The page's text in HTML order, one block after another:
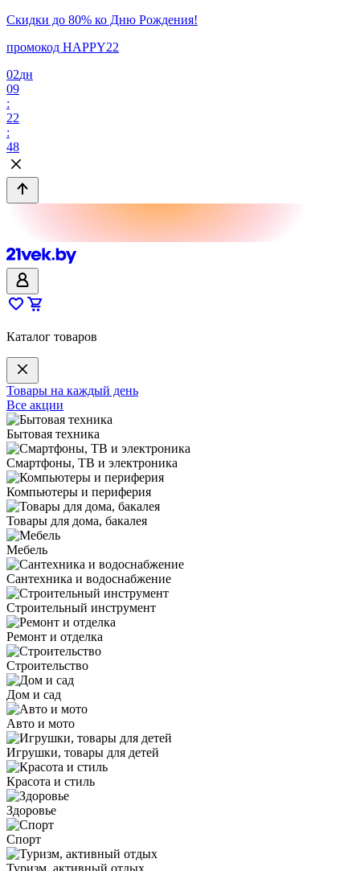
Скидки до 80% ко Дню Рождения!
промокод HAPPY22
02дн
09
:
22
:
48
Каталог товаров
Товары на каждый день
Все акции
Бытовая техника
Смартфоны, ТВ и электроника
Компьютеры и периферия
Товары для дома, бакалея
Мебель
Сантехника и водоснабжение
Строительный инструмент
Ремонт и отделка
Строительство
Дом и сад
Авто и мото
Игрушки, товары для детей
Красота и стиль
Здоровье
Спорт
Туризм, активный отдых